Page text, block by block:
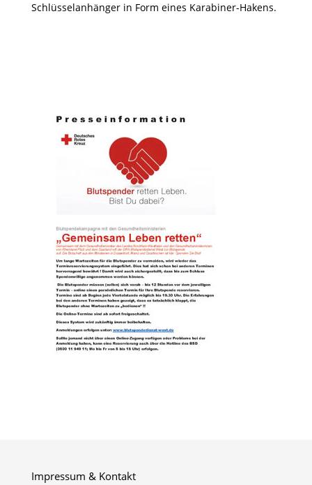
Schlüsselanhänger in Form eines Karabiner-Hakens.
Impressum & Kontakt